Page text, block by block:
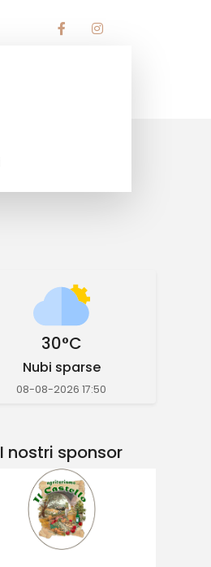
30°C
Nubi sparse
08-08-2026 17:50
I nostri sponsor